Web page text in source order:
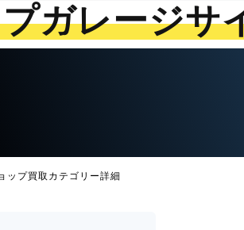
ガレージサ
ップ買取カテゴリー詳細